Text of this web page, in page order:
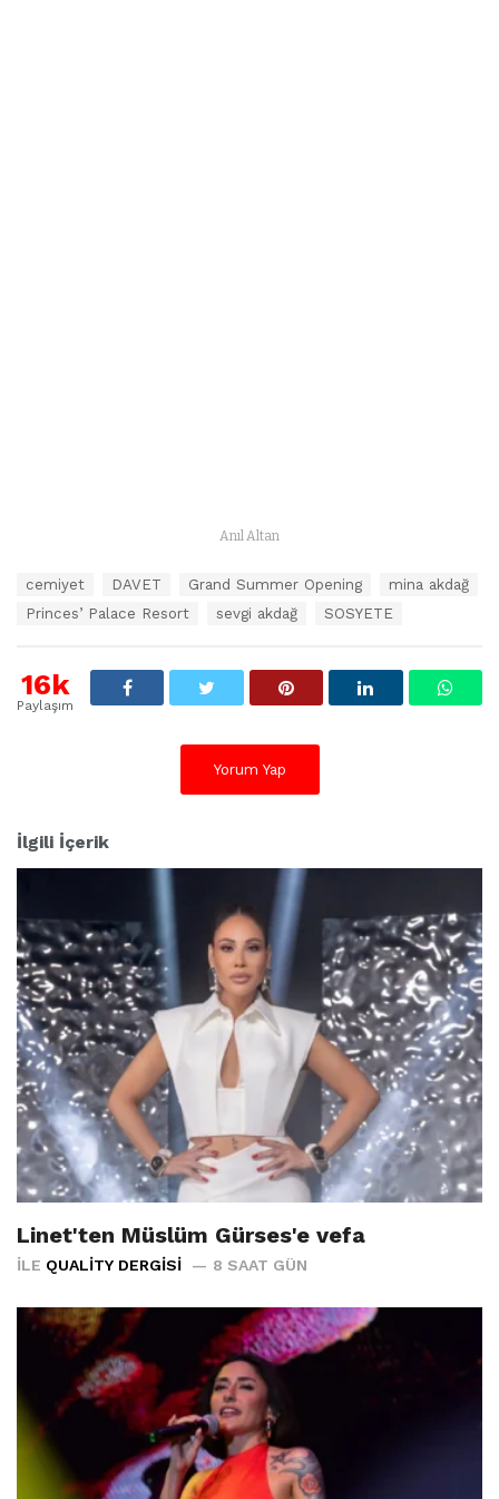
Anıl Altan
t
l
cemiyet DAVET Grand Summer Opening
mina akdağ
Princes’ Palace Resort
sevgi akdağ SOSYETE
16k
Paylaşım
Yorum Yap
İlgili İçerik
Linet'ten Müslüm Gürses'e vefa
İLE QUALITY DERGISI 8 SAAT GÜN